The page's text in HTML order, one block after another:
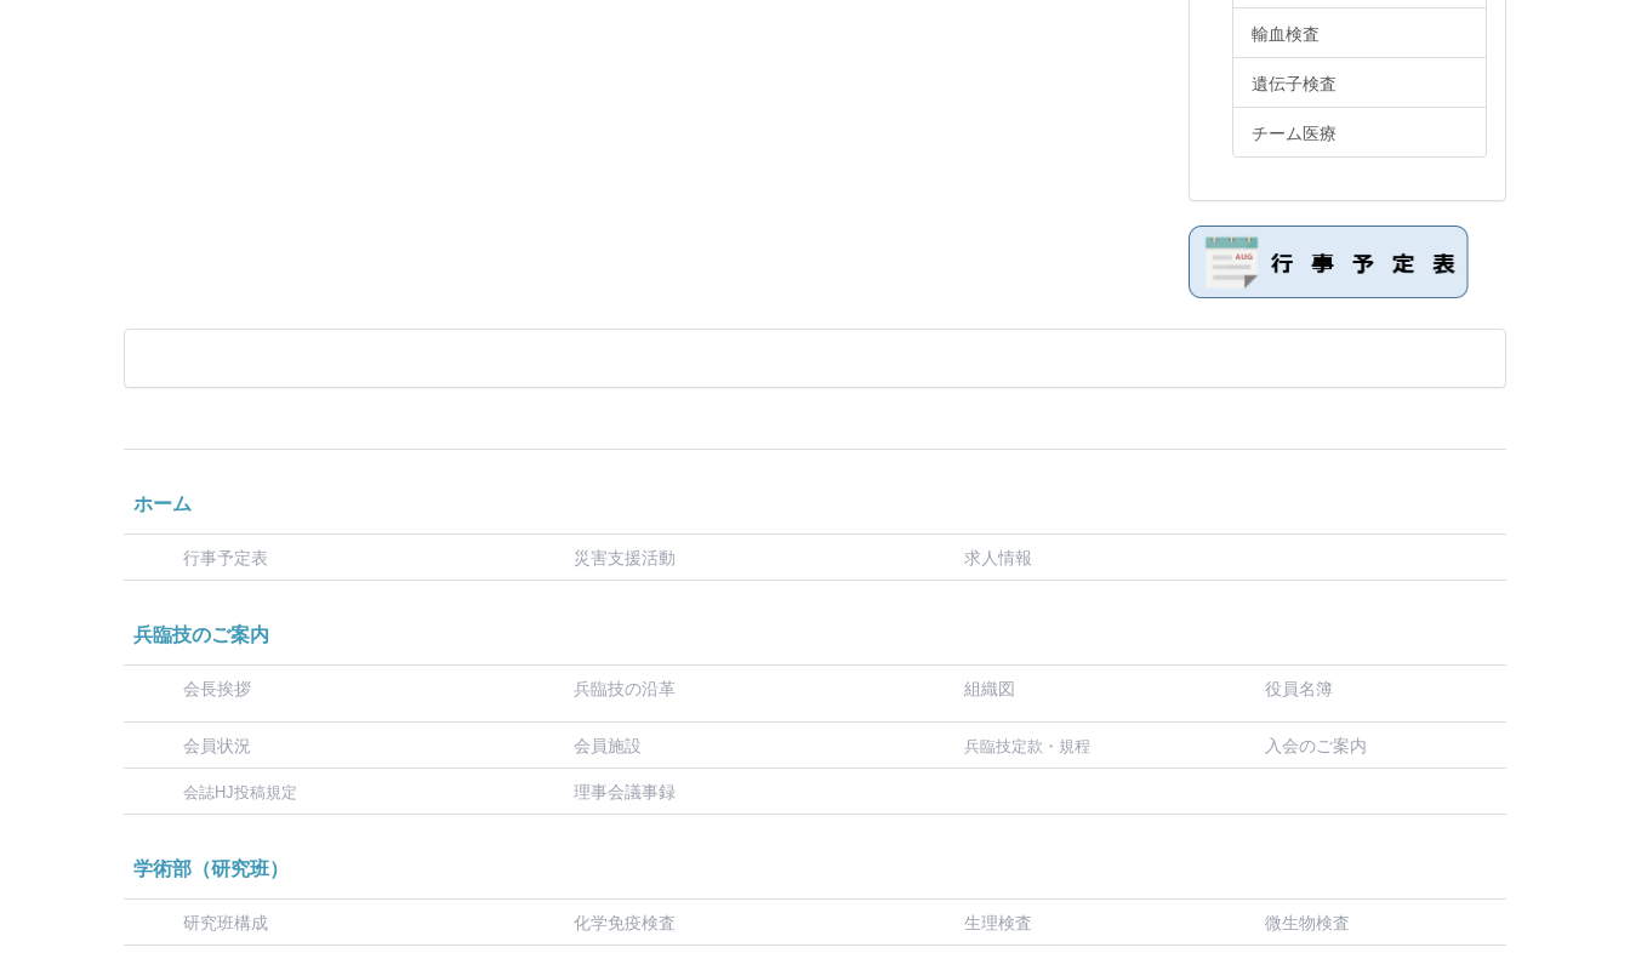
輸血検査
遺伝子検査
チーム医療
ホーム
行事予定表 災害支援活動 求人情報
兵臨技のご案内
会長挨拶 兵臨技の沿革 組織図 役員名簿
会員状況 会員施設 兵臨技定款・規程 入会のご案内
会誌HJ投稿規定 理事会議事録
学術部（研究班）
研究班構成 化学免疫検査 生理検査
微生物検査